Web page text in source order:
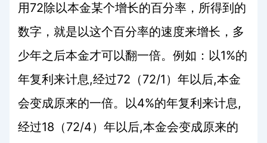
用72除以本金某个增长的百分率，所得到的
数字，就是以这个百分率的速度来增长，多
少年之后本金才可以翻一倍。例如：以1%的
年复利来计息,经过72 （72/1 ）年以后,本金
会变成原来的一倍。以4%的年复利来计息,
经过18 （72/4）年以后,本金会变成原来的